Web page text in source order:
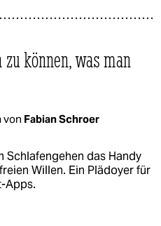
können, was man
von Fabian Schroer
Schlafengehen das Handy
Willen. Ein Plädoyer für
Apps.